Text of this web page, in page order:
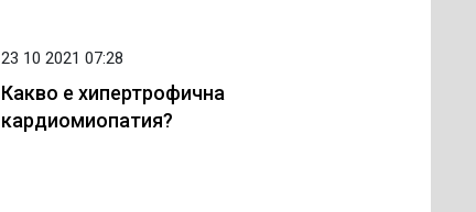
23 10 2021 07:28
Какво е хипертрофична
кардиомиопатия?